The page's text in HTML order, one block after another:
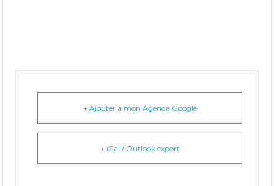
+ Ajouter à mon Agenda Google
+ iCal / Outlook export